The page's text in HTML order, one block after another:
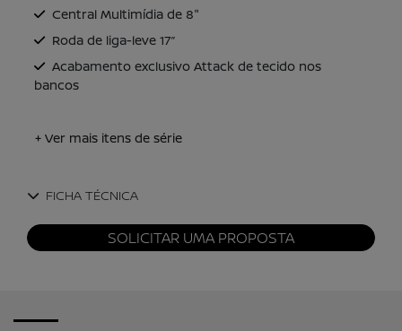
Central Multimídia de 8"
Roda de liga-leve 17’’
Acabamento exclusivo Attack de tecido nos
bancos
+ Ver mais itens de série
FICHA TÉCNICA
SOLICITAR UMA PROPOSTA